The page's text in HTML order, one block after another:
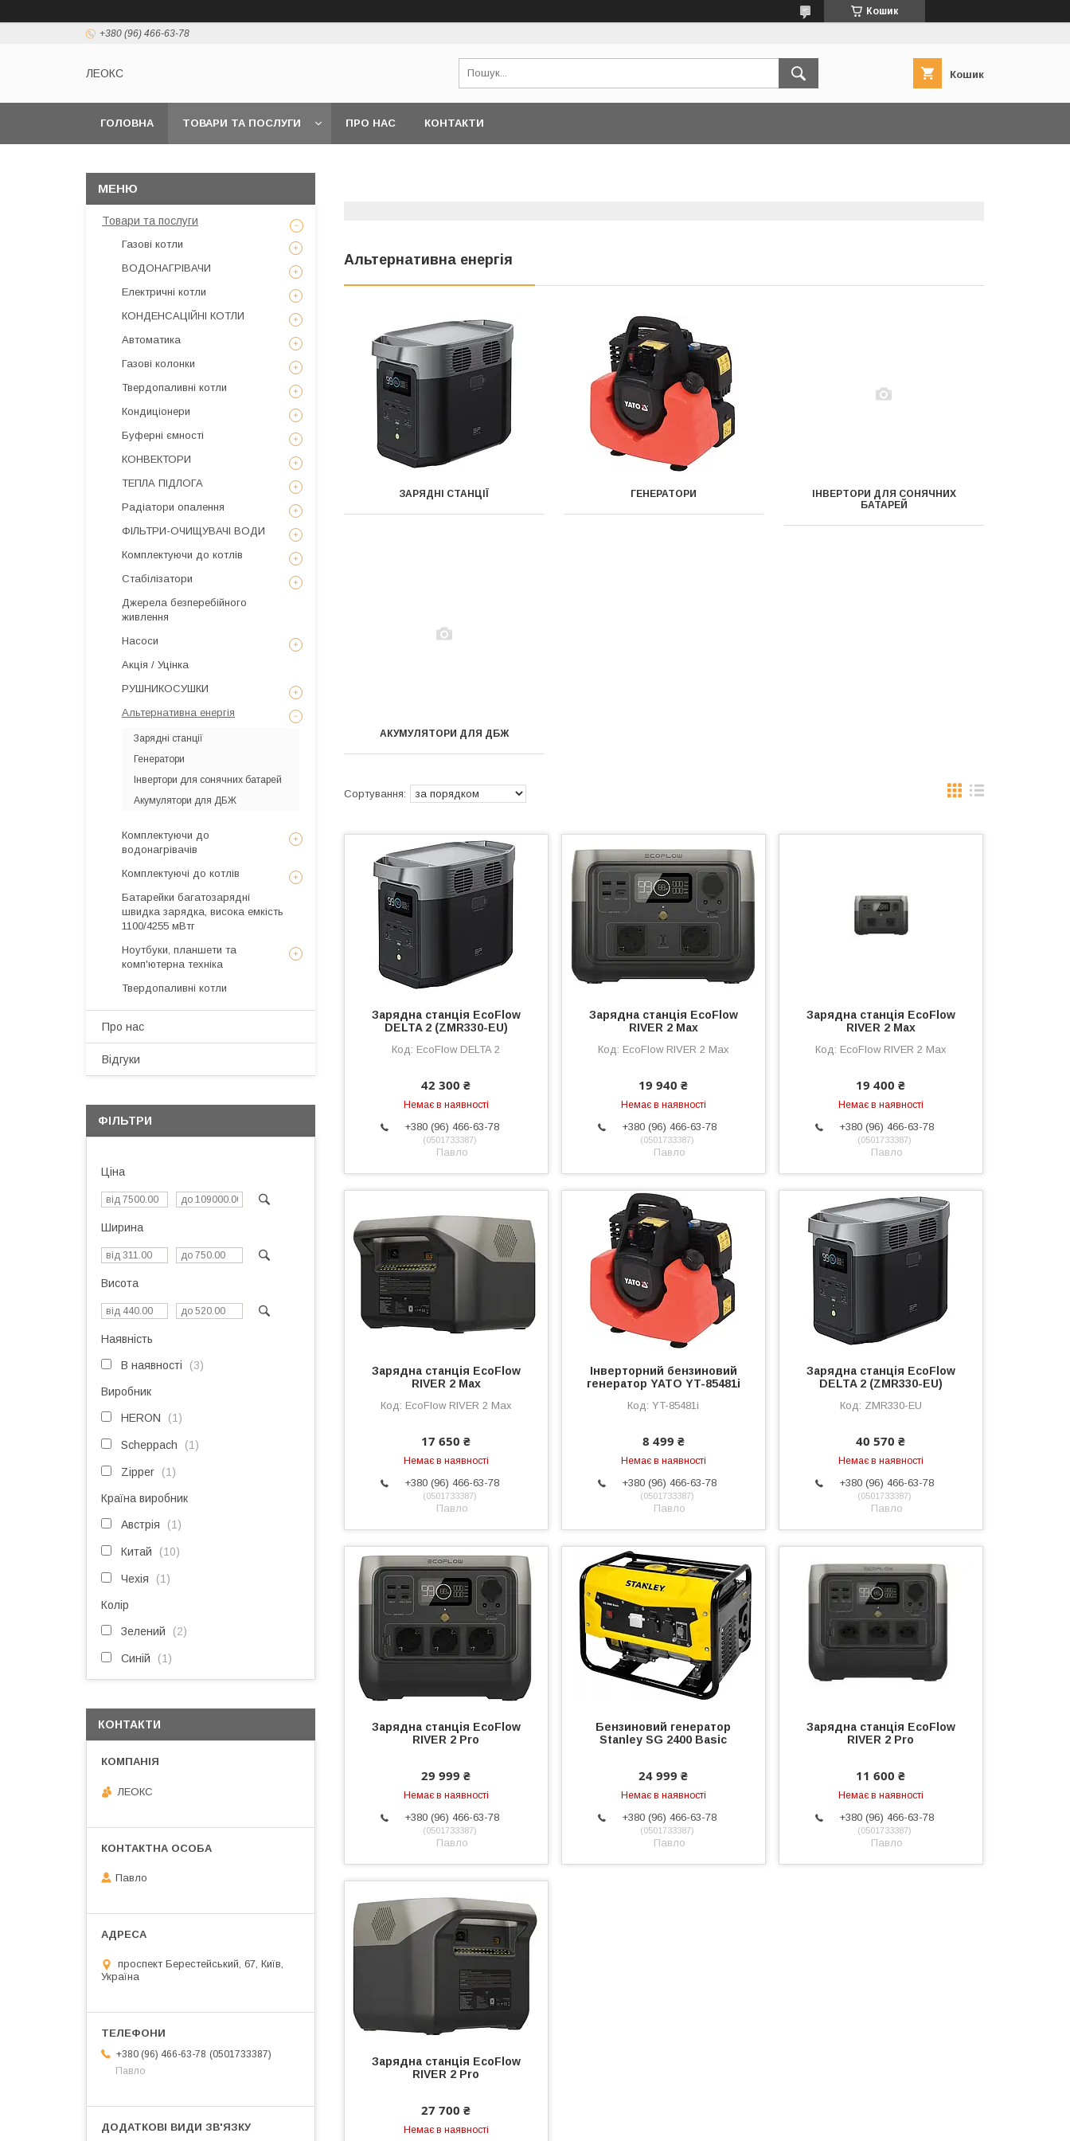
Кошик
+380 (96) 466-63-78
ЛЕОКС Кошик
ГОЛОВНА ТОВАРИ ТА ПОСЛУГИ ПРО НАС КОНТАКТИ
Альтернативна енергія
ЗАРЯДНІ СТАНЦІЇ ГЕНЕРАТОРИ
ІНВЕРТОРИ ДЛЯ СОНЯЧНИХ
БАТАРЕЙ
АКУМУЛЯТОРИ ДЛЯ ДБЖ
Зарядна станція EcoFlow
DELTA 2 (ZMR330-EU)
EcoFlow DELTA 2
42 300 ₴
Немає в наявності
+380 (96) 466-63-78
0501733387
Павло
Зарядна станція EcoFlow
RIVER 2 Max
EcoFlow RIVER 2 Max
19 940 ₴
Немає в наявності
+380 (96) 466-63-78
0501733387
Павло
Зарядна станція EcoFlow
RIVER 2 Max
EcoFlow RIVER 2 Max
19 400 ₴
Немає в наявності
+380 (96) 466-63-78
0501733387
Павло
Зарядна станція EcoFlow
RIVER 2 Max
EcoFlow RIVER 2 Max
17 650 ₴
Немає в наявності
+380 (96) 466-63-78
0501733387
Павло
Інверторний бензиновий
генератор YATO YT-85481i
YT-85481i
8 499 ₴
Немає в наявності
+380 (96) 466-63-78
0501733387
Павло
Зарядна станція EcoFlow
DELTA 2 (ZMR330-EU)
ZMR330-EU
40 570 ₴
Немає в наявності
+380 (96) 466-63-78
0501733387
Павло
Зарядна станція EcoFlow
RIVER 2 Pro
29 999 ₴
Немає в наявності
+380 (96) 466-63-78
0501733387
Павло
Бензиновий генератор
Stanley SG 2400 Basic
24 999 ₴
Немає в наявності
+380 (96) 466-63-78
0501733387
Павло
Зарядна станція EcoFlow
RIVER 2 Pro
11 600 ₴
Немає в наявності
+380 (96) 466-63-78
0501733387
Павло
Зарядна станція EcoFlow
RIVER 2 Pro
27 700 ₴
Немає в наявності
Товари та послуги
Газові котли
ВОДОНАГРІВАЧИ
Електричні котли
КОНДЕНСАЦІЙНІ КОТЛИ
Автоматика
Газові колонки
Твердопаливні котли
Кондиціонери
Буферні ємності
КОНВЕКТОРИ
ТЕПЛА ПІДЛОГА
Радіатори опалення
ФІЛЬТРИ-ОЧИЩУВАЧІ ВОДИ
Комплектуючи до котлів
Стабілізатори
Джерела безперебійного
живлення
Насоси
Акція / Уцінка
РУШНИКОСУШКИ
Альтернативна енергія
Зарядні станції
Генератори
Інвертори для сонячних батарей
Акумулятори для ДБЖ
Комплектуючи до
водонагрівачів
Комплектуючі до котлів
Батарейки багатозарядні
швидка зарядка, висока емкість
1100/4255 мВтг
Ноутбуки, планшети та
комп'ютерна техніка
Твердопаливні котли
Про нас
Відгуки
ФІЛЬТРИ
Ціна
Ширина
Висота
Наявність
В наявності 3
Виробник
HERON 1
Scheppach 1
Zipper 1
Країна виробник
Австрія 1
Китай 10
Чехія 1
Колір
Зелений 2
Синій 1
КОНТАКТИ
ЛЕОКС
Павло
проспект Берестейський, 67, Київ,
Україна
+380 (96) 466-63-78
0501733387
Павло